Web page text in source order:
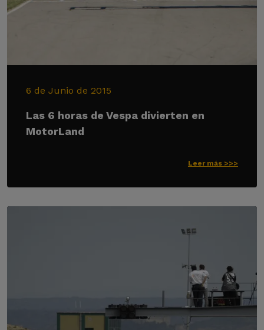
6 de Junio de 2015
Las 6 horas de Vespa divierten en
MotorLand
Leer más >>>